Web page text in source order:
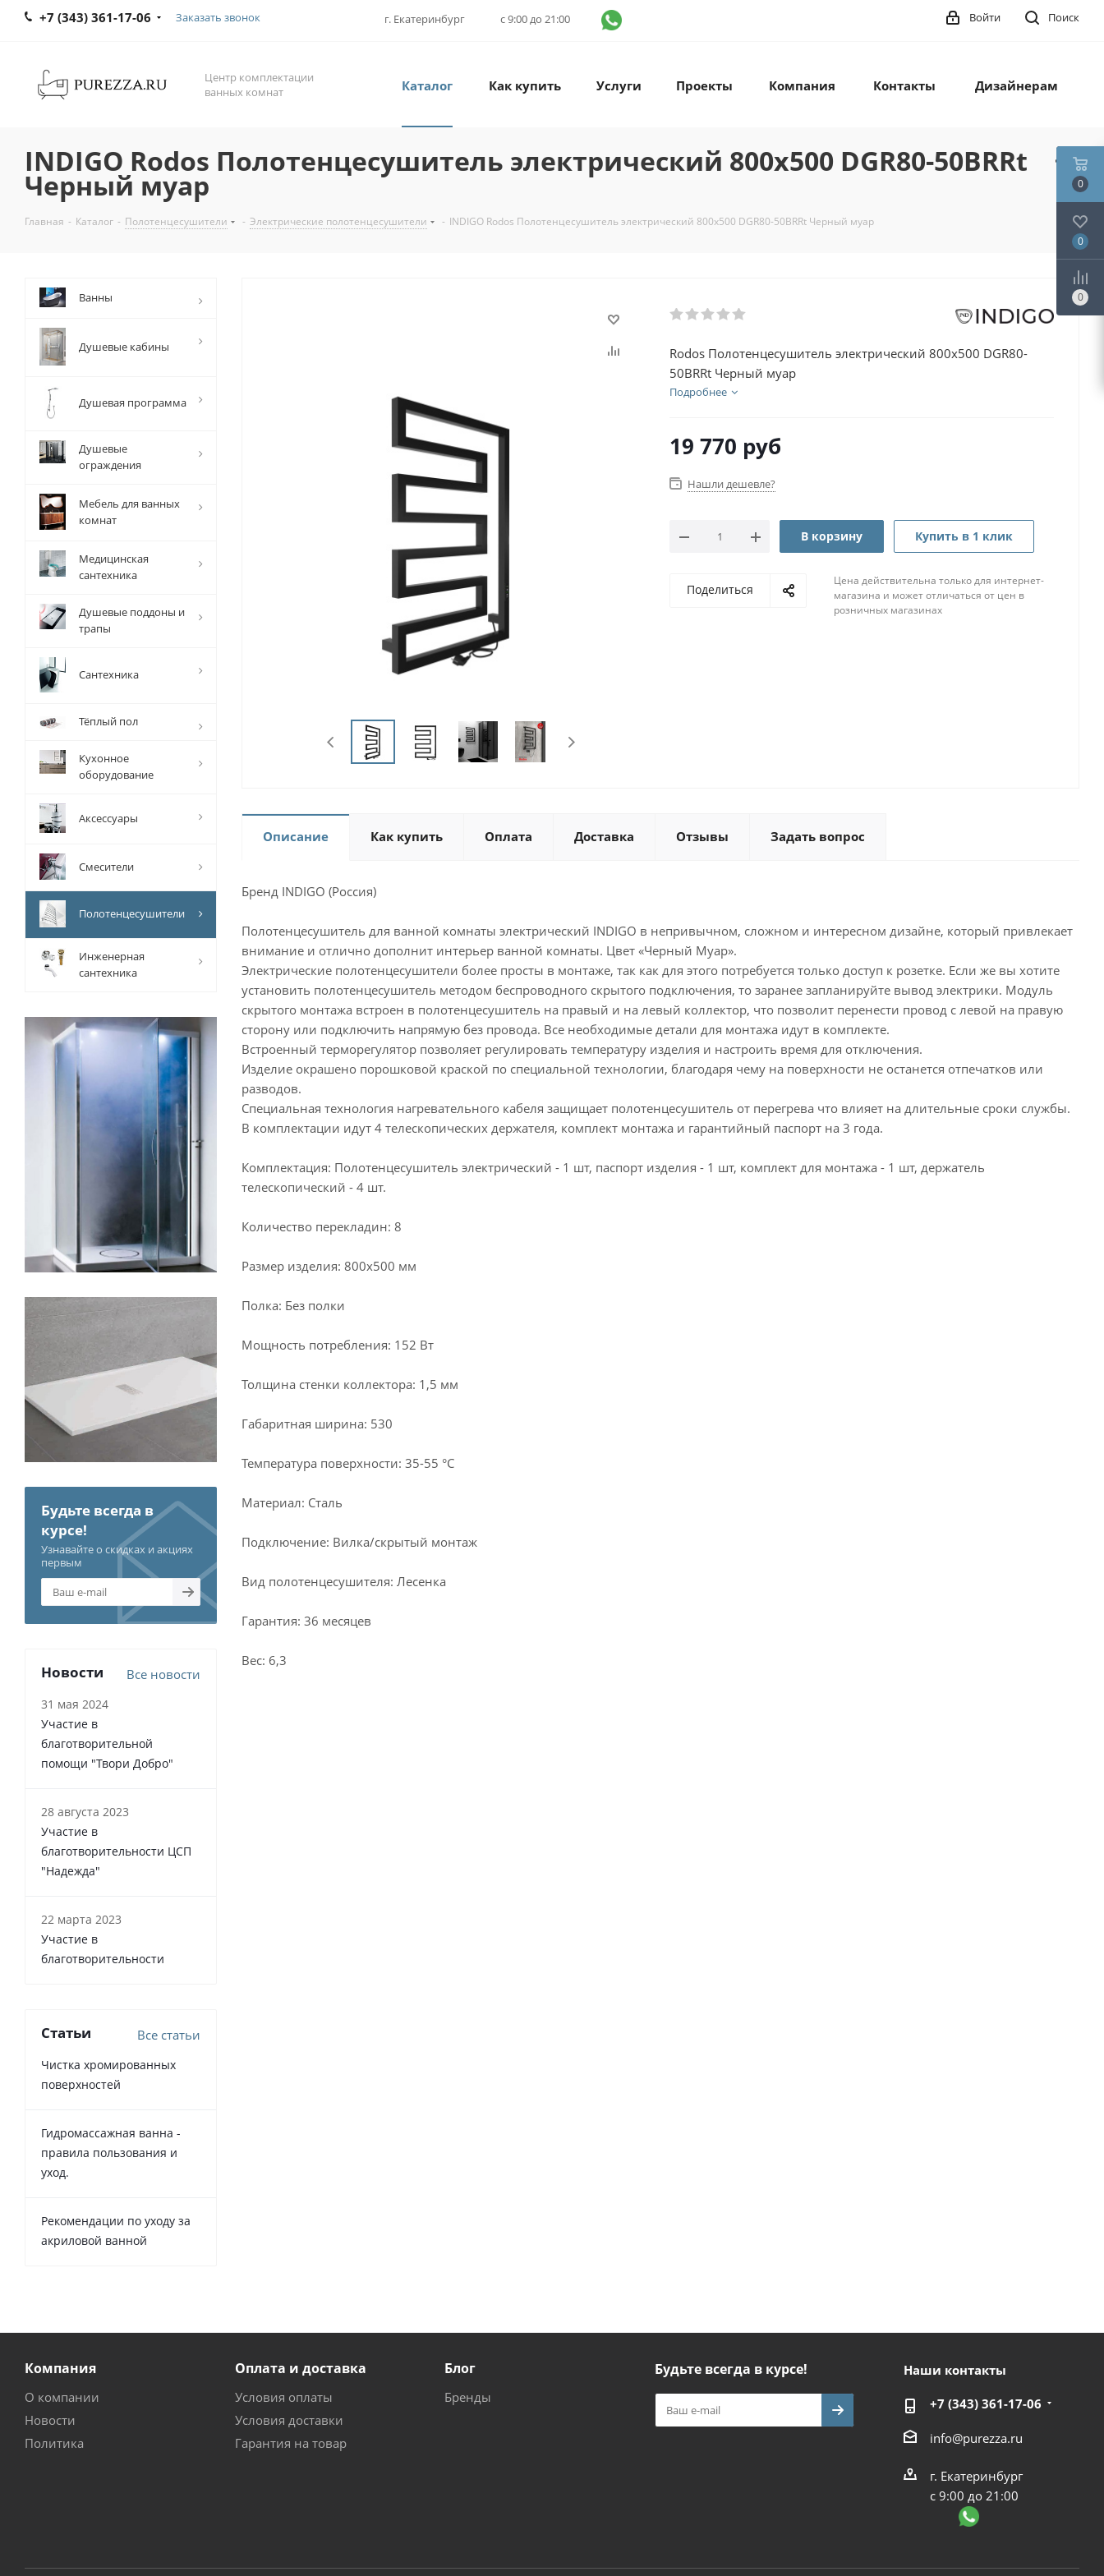
+7 (343) 361-17-06 Заказать звонок г. Екатеринбург с 9:00 до 21:00 Поиск
Войти
Центр комплектации
ванных комнат
Каталог Как купить Услуги Проекты Компания Контакты Дизайнерам
INDIGO Rodos Полотенцесушитель электрический 800х500 DGR80-50BRRt
Черный муар
Главная - Каталог - Полотенцесушители - Электрические полотенцесушители - INDIGO Rodos Полотенцесушитель электрический 800х500 DGR80-50BRRt Черный муар
Rodos Полотенцесушитель электрический 800х500 DGR80-
50BRRt Черный муар
Подробнее
19 770 руб
Нашли дешевле?
В корзину Купить в 1 клик
Поделиться
Цена действительна только для интернет-
магазина и может отличаться от цен в
розничных магазинах
Описание Как купить Оплата Доставка Отзывы Задать вопрос
Бренд INDIGO (Россия)
Полотенцесушитель для ванной комнаты электрический INDIGO в непривычном, сложном и интересном дизайне, который привлекает
внимание и отлично дополнит интерьер ванной комнаты. Цвет «Черный Муар».
Электрические полотенцесушители более просты в монтаже, так как для этого потребуется только доступ к розетке. Если же вы хотите
установить полотенцесушитель методом беспроводного скрытого подключения, то заранее запланируйте вывод электрики. Модуль
скрытого монтажа встроен в полотенцесушитель на правый и на левый коллектор, что позволит перенести провод с левой на правую
сторону или подключить напрямую без провода. Все необходимые детали для монтажа идут в комплекте.
Встроенный терморегулятор позволяет регулировать температуру изделия и настроить время для отключения.
Изделие окрашено порошковой краской по специальной технологии, благодаря чему на поверхности не останется отпечатков или
разводов.
Специальная технология нагревательного кабеля защищает полотенцесушитель от перегрева что влияет на длительные сроки службы.
В комплектации идут 4 телескопических держателя, комплект монтажа и гарантийный паспорт на 3 года.
Комплектация: Полотенцесушитель электрический - 1 шт, паспорт изделия - 1 шт, комплект для монтажа - 1 шт, держатель
телескопический - 4 шт.
Количество перекладин: 8
Размер изделия: 800x500 мм
Полка: Без полки
Мощность потребления: 152 Вт
Толщина стенки коллектора: 1,5 мм
Габаритная ширина: 530
Температура поверхности: 35-55 °С
Материал: Сталь
Подключение: Вилка/скрытый монтаж
Вид полотенцесушителя: Лесенка
Гарантия: 36 месяцев
Вес: 6,3
Ванны
Душевые кабины
Душевая программа
Душевые
ограждения
Мебель для ванных
комнат
Медицинская
сантехника
Душевые поддоны и
трапы
Сантехника
Тёплый пол
Кухонное
оборудование
Аксессуары
Смесители
Полотенцесушители
Инженерная
сантехника
Будьте всегда в
курсе!
Узнавайте о скидках и акциях
первым
Новости Все новости
31 мая 2024
Участие в
благотворительной
помощи "Твори Добро"
28 августа 2023
Участие в
благотворительности ЦСП
"Надежда"
22 марта 2023
Участие в
благотворительности
Статьи Все статьи
Чистка хромированных
поверхностей
Гидромассажная ванна -
правила пользования и
уход.
Рекомендации по уходу за
акриловой ванной
Компания
О компании
Новости
Политика
Оплата и доставка
Условия оплаты
Условия доставки
Гарантия на товар
Блог
Бренды
Будьте всегда в курсе! Наши контакты
+7 (343) 361-17-06
info@purezza.ru
г. Екатеринбург
с 9:00 до 21:00
0
0
0